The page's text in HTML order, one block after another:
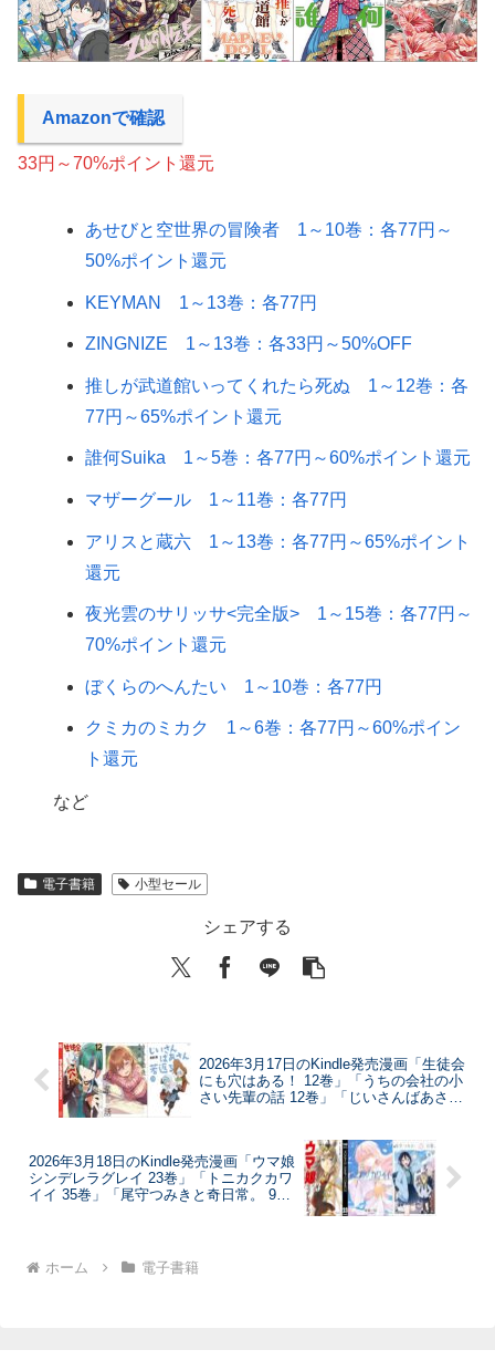
Amazonで確認
33円～70%ポイント還元
あせびと空世界の冒険者 1～10巻：各77円～
50%ポイント還元
KEYMAN 1～13巻：各77円
ZINGNIZE 1～13巻：各33円～50%OFF
推しが武道館いってくれたら死ぬ 1～12巻：各
77円～65%ポイント還元
誰何Suika 1～5巻：各77円～60%ポイント還元
マザーグール 1～11巻：各77円
アリスと蔵六 1～13巻：各77円～65%ポイント
還元
夜光雲のサリッサ<完全版> 1～15巻：各77円～
70%ポイント還元
ぼくらのへんたい 1～10巻：各77円
クミカのミカク 1～6巻：各77円～60%ポイン
ト還元
など
電子書籍 小型セール
シェアする
2026年3月17日のKindle発売漫画「生徒会
にも穴はある！ 12巻」「うちの会社の小
さい先輩の話 12巻」「じいさんばあさん
2026年3月18日のKindle発売漫画「ウマ娘
シンデレラグレイ 23巻」「トニカクカワ
イイ 35巻」「尾守つみきと奇日常。 9
ホーム 電子書籍